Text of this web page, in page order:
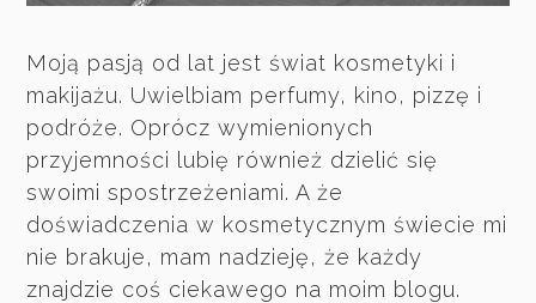
Moją pasją od lat jest świat kosmetyki i
makijażu. Uwielbiam perfumy, kino, pizzę i
podróże. Oprócz wymienionych
przyjemności lubię również dzielić się
swoimi spostrzeżeniami. A że
doświadczenia w kosmetycznym świecie mi
nie brakuje, mam nadzieję, że każdy
znajdzie coś ciekawego na moim blogu.